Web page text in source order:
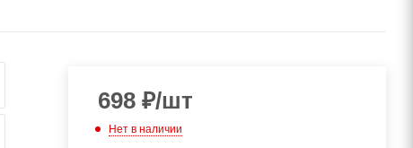
698₽/шт
Нет в наличии